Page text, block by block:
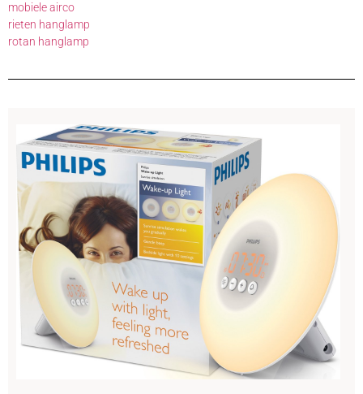
mobiele airco
rieten hanglamp
rotan hanglamp